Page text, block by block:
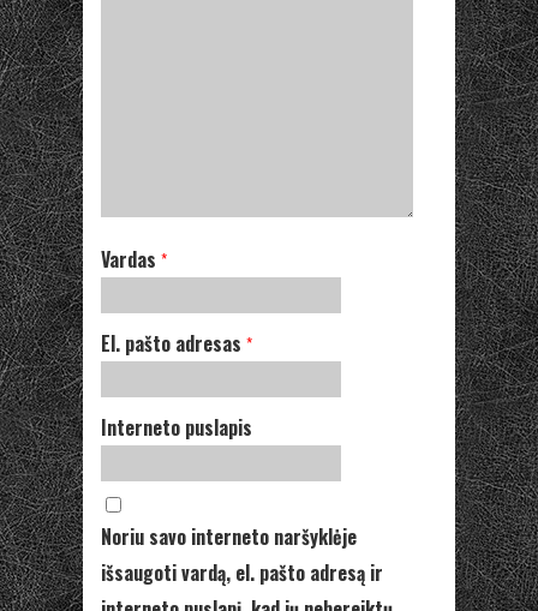
Vardas *
El. pašto adresas *
Interneto puslapis
Noriu savo interneto naršyklėje
išsaugoti vardą, el. pašto adresą ir